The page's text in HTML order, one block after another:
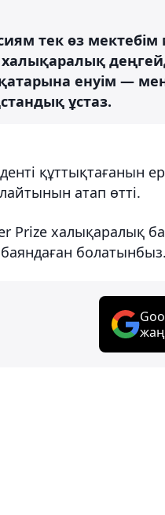
тек өз
енуім —
ұстаз.
атап өтті.
Prize халықаралық